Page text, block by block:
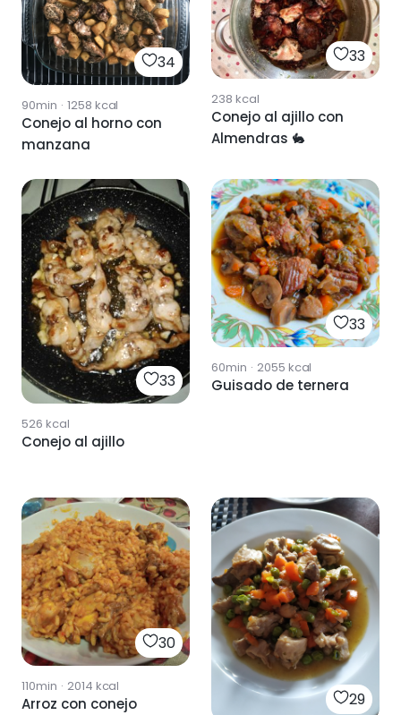
34
90min · 1258 kcal
Conejo al horno con
manzana
33
238 kcal
Conejo al ajillo con
Almendras 🐇
33
526 kcal
Conejo al ajillo
33
60min · 2055 kcal
Guisado de ternera
30
110min · 2014 kcal
Arroz con conejo 29